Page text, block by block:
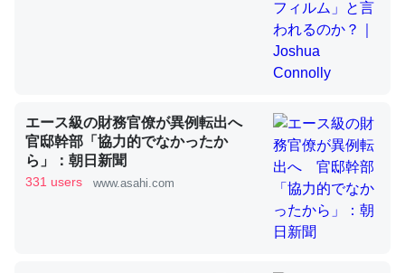
コオロギのカルシウム分はエビの600分の1程度。
─ニュース :: 【研究発表】昆虫学の大問題＝「昆虫はなぜ海にいな
いのか」に関する新仮説
エース級の財務官僚が異例転出へ
官邸幹部「協力的でなかったか
ら」：朝日新聞
331 users www.asahi.com